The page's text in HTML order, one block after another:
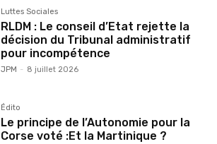
Luttes Sociales
RLDM : Le conseil d’Etat rejette la
décision du Tribunal administratif
pour incompétence
JPM - 8 juillet 2026
Édito
Le principe de l’Autonomie pour la
Corse voté :Et la Martinique ?